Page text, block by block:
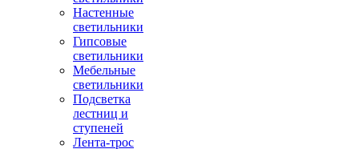
Настенные
светильники
Гипсовые
светильники
Мебельные
светильники
Подсветка
лестниц и
ступеней
Лента-трос